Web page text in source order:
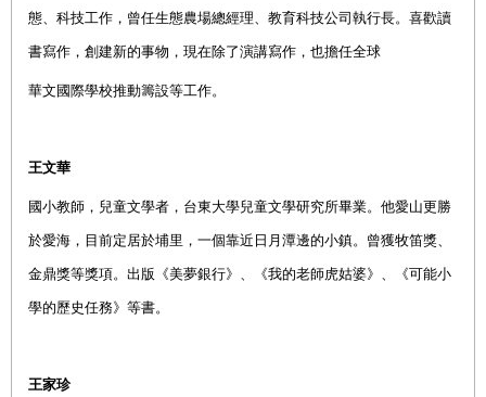
態、科技工作，曾任生態農場總經理、教育科技公司執行長。喜歡讀
書寫作，創建新的事物，現在除了演講寫作，也擔任全球
華文國際學校推動籌設等工作。
王文華
國小教師，兒童文學者，台東大學兒童文學研究所畢業。他愛山更勝
於愛海，目前定居於埔里，一個靠近日月潭邊的小鎮。曾獲牧笛獎、
金鼎獎等獎項。出版《美夢銀行》、《我的老師虎姑婆》、《可能小
學的歷史任務》等書。
王家珍